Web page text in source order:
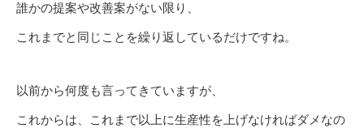
誰かの提案や改善案がない限り、
これまでと同じことを繰り返しているだけですね。
以前から何度も言ってきていますが、
これからは、これまで以上に生産性を上げなければダメなの